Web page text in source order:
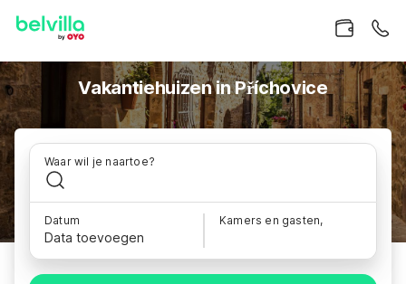
Vakantiehuizen in Příchovice
Waar wil je naartoe?
Datum
Data toevoegen
Kamers en gasten,